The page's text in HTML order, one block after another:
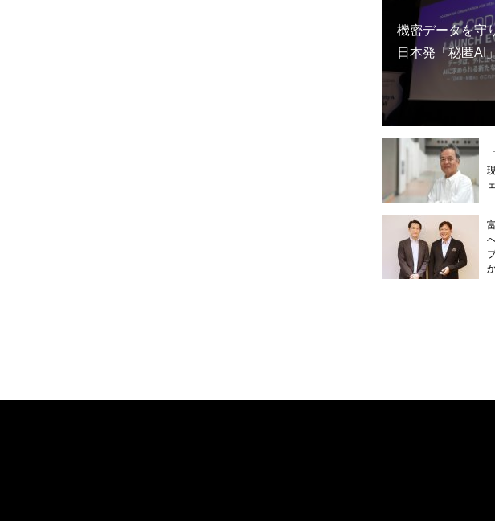
機密データを守
日本発「秘匿AI